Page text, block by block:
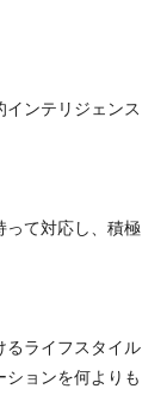
ンテリジェンス
って対応し、積極
るライフスタイル
ョンを何よりも